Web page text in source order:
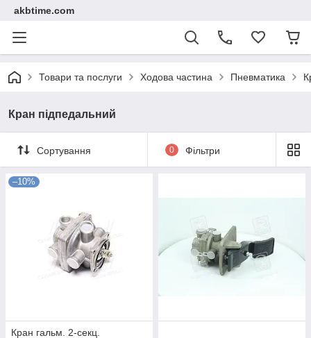
akbtime.com
Товари та послуги Ходова частина Пневматика
Кран підпедальний
Сортування 0 Фільтри
–10%
Кран гальм. 2-секц.